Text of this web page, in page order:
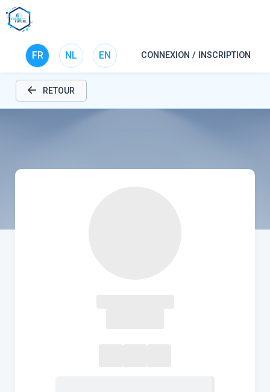
FR NL EN CONNEXION / INSCRIPTION
RETOUR